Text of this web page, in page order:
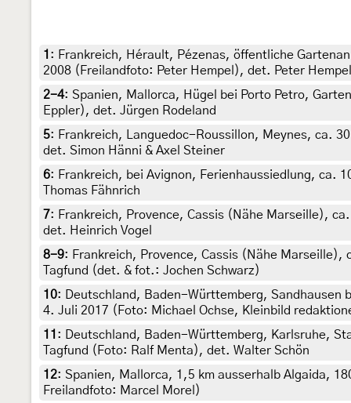
1 : Frankreich, Hérault, Pézenas, öffentliche
2008 (Freilandfoto: Peter Hempel), det. Peter Hempel
2-4: Spanien, Mallorca, Hügel bei Porto Petro,
Eppler), det. Jürgen Rodeland
5: Frankreich, Languedoc-Roussillon, Meynes, ca.
det. Simon Hänni & Axel Steiner
6: Frankreich, bei Avignon, Ferienhaussiedlung, ca.
Thomas Fähnrich
7: Frankreich, Provence, Cassis (Nähe Marseille),
det. Heinrich Vogel
8-9: Frankreich, Provence, Cassis (Nähe
Tagfund (det. & fot.: Jochen Schwarz)
10:
Deutschland, Baden-Württemberg,
4. Juli 2017 (Foto: Michael Ochse, Kleinbild
11 :
Deutschland, Baden-Württemberg, Karlsruhe,
Tagfund (Foto: Ralf Menta), det. Walter Schön
12: Spanien, Mallorca, 1,5 km ausserhalb Algaida,
Freilandfoto: Marcel Morel)